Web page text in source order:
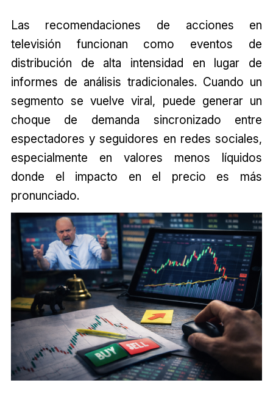
Las recomendaciones de acciones en
televisión funcionan como eventos de
distribución de alta intensidad en lugar de
informes de análisis tradicionales. Cuando un
segmento se vuelve viral, puede generar un
choque de demanda sincronizado entre
espectadores y seguidores en redes sociales,
especialmente en valores menos líquidos
donde el impacto en el precio es más
pronunciado.